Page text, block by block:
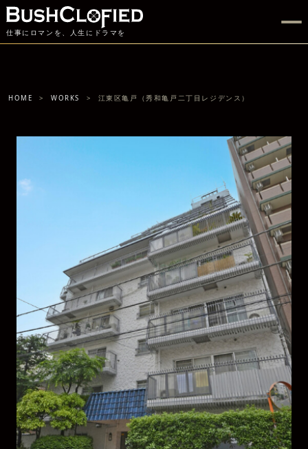
仕事にロマンを、人生にドラマを
HOME WORKS 江東区亀戸（秀和亀戸二丁目レジデンス）